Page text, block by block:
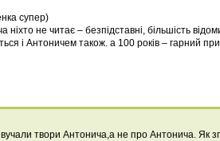
супер)
не читає – безпідставні, більшість
і Антоничем також. а 100 років – гарний
твори Антонича,а не про Антонича. Як